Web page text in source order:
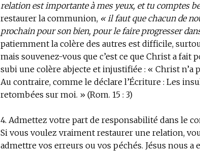
relation est importante à mes yeux, et tu comptes
restaurer la communion, « il faut que chacun de
prochain pour son bien, pour le faire progresser
patiemment la colère des autres est difficile,
mais souvenez-vous que c’est ce que Christ a fait
subi une colère abjecte et injustifiée : « Christ n’a
Au contraire, comme le déclare l’Écriture : Les
retombées sur moi. » (Rom. 15 : 3)
4. Admettez votre part de responsabilité dans le
Si vous voulez vraiment restaurer une relation,
admettre vos erreurs ou vos péchés. Jésus nous a